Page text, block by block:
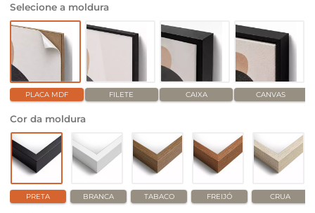
Selecione a moldura
PLACA MDF FILETE CAIXA CANVAS
Cor da moldura
PRETA BRANCA TABACO FREIJÓ CRUA